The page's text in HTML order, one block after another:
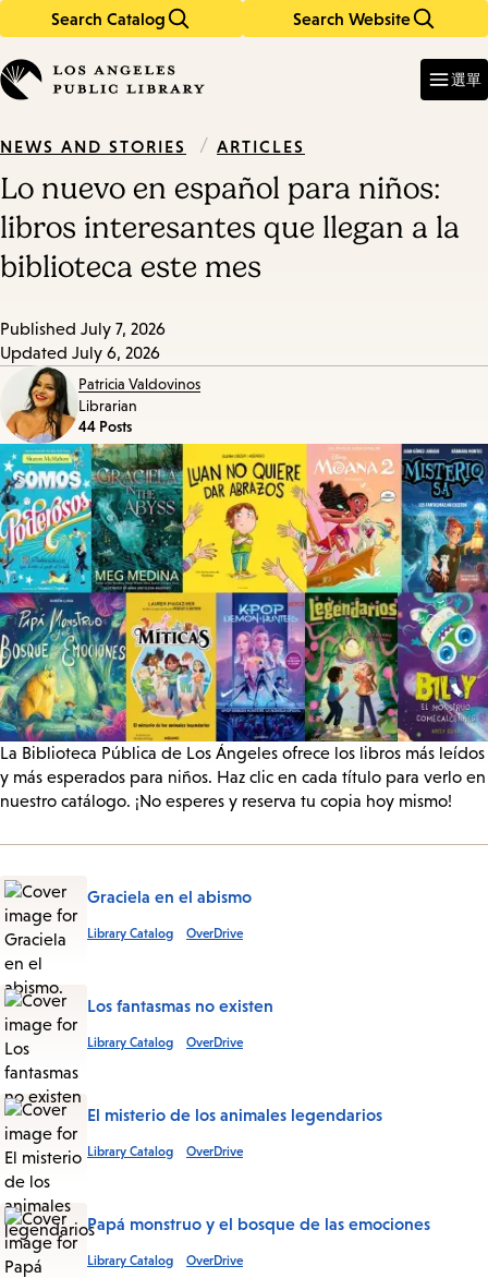
Search Catalog Search Website
in
keywords
選單
NEWS AND STORIES / ARTICLES
Lo nuevo en español para niños:
libros interesantes que llegan a la
biblioteca este mes
Published July 7, 2026
Updated July 6, 2026
Patricia Valdovinos
Librarian
44 Posts
La Biblioteca Pública de Los Ángeles ofrece los libros más leídos
y más esperados para niños. Haz clic en cada título para verlo en
nuestro catálogo. ¡No esperes y reserva tu copia hoy mismo!
Graciela en el abismo
Library Catalog OverDrive
Los fantasmas no existen
Library Catalog OverDrive
El misterio de los animales legendarios
Library Catalog OverDrive
Papá monstruo y el bosque de las emociones
Library Catalog OverDrive